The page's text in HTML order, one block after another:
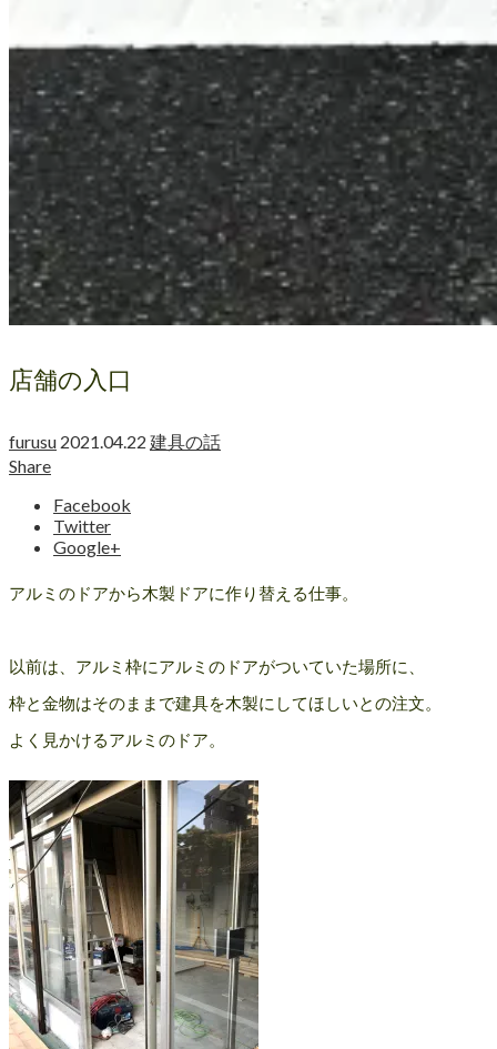
店舗の入口
furusu 2021.04.22 建具の話
Share
Facebook
Twitter
Google+
アルミのドアから木製ドアに作り替える仕事。
以前は、アルミ枠にアルミのドアがついていた場所に、
枠と金物はそのままで建具を木製にしてほしいとの注文。
よく見かけるアルミのドア。